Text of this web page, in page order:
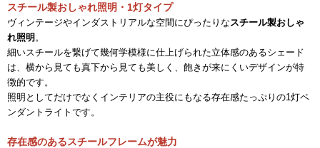
スチール製おしゃれ照明・1灯タイプ
ヴィンテージやインダストリアルな空間にぴったりな スチール製おしゃ
れ照明 。
細いスチールを繋げて幾何学模様に仕上げられた立体感のあるシェード
は、横から見ても真下から見ても美しく、飽きが来にくいデザインが特
徴的です。
照明としてだけでなくインテリアの主役にもなる存在感たっぷりの1灯ペ
ンダントライトです。
存在感のあるスチールフレームが魅力